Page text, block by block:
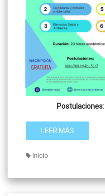
Postulaciones:
LEER MÁS
inicio